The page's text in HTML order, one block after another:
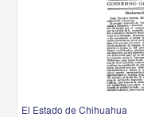
El Estado de Chihuahua